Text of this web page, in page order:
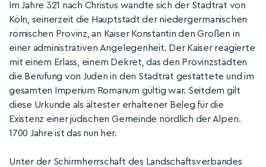
Im Jahre 321 nach Christus wandte sich der Stadtrat von
Köln, seinerzeit die Hauptstadt der niedergermanischen
römischen Provinz, an Kaiser Konstantin den Großen in
einer administrativen Angelegenheit. Der Kaiser reagierte
mit einem Erlass, einem Dekret, das den Provinzstädten
die Berufung von Juden in den Stadtrat gestattete und im
gesamten Imperium Romanum gültig war. Seitdem gilt
diese Urkunde als ältester erhaltener Beleg für die
Existenz einer jüdischen Gemeinde nördlich der Alpen.
1700 Jahre ist das nun her.
Unter der Schirmherrschaft des Landschaftsverbandes